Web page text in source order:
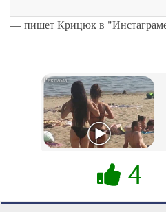
— пишет Крицюк в
4